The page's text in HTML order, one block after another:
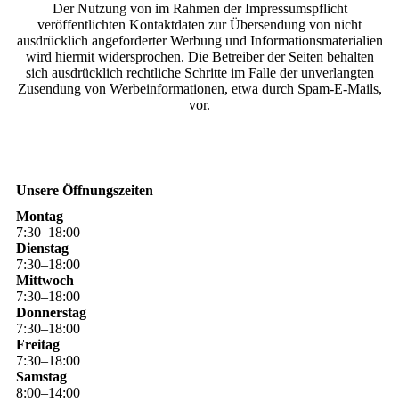
Der Nutzung von im Rahmen der Impressumspflicht
veröffentlichten Kontaktdaten zur Übersendung von nicht
ausdrücklich angeforderter Werbung und Informationsmaterialien
wird hiermit widersprochen. Die Betreiber der Seiten behalten
sich ausdrücklich rechtliche Schritte im Falle der unverlangten
Zusendung von Werbeinformationen, etwa durch Spam-E-Mails,
vor.
Unsere Öffnungszeiten
Montag
7:30–18:00
Dienstag
7:30–18:00
Mittwoch
7:30–18:00
Donnerstag
7:30–18:00
Freitag
7:30–18:00
Samstag
8:00–14:00